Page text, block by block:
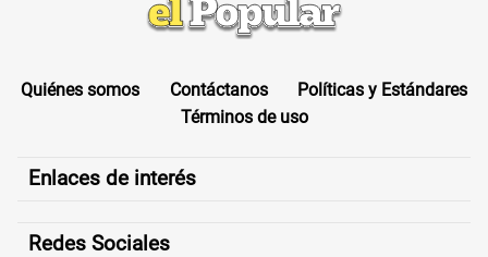
Quiénes somos Contáctanos
Políticas y Estándares
Términos de uso
Enlaces de interés
Redes Sociales